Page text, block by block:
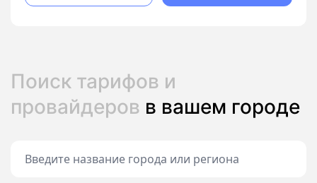
Поиск тарифов и
провайдеров в вашем городе